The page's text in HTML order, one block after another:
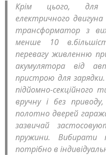
Крім цього, для
електричного
трансформатор з
менше 10
перевагу живленню
акумулятора від
пристрою для
підйомно-секційного
вручну і без
полотно дверей
зазвичай
пружини. Вибирати
потрібно в